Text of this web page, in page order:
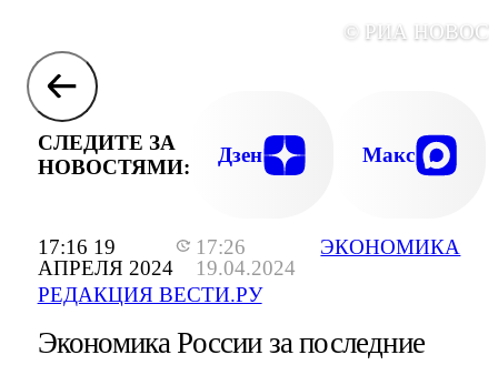
17:16 19
АПРЕЛЯ 2024
17:26
19.04.2024
РЕДАКЦИЯ ВЕСТИ.РУ
ЭКОНОМИКА
© РИА
СЛЕДИТЕ ЗА
НОВОСТЯМИ:
Дзен Макс
Экономика России за последние